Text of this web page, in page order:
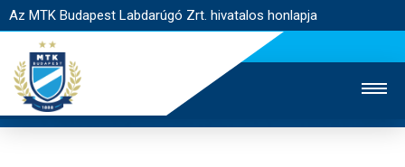
Az MTK Budapest Labdarúgó Zrt. hivatalos honlapja